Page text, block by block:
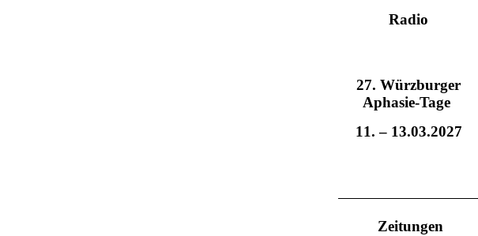
Radio
27. Würzburger
Aphasie-Tage
11. – 13.03.2027
Zeitungen